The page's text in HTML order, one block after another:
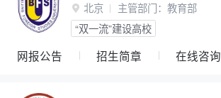
 北京 主管部门： 教育部
“双一流”建设高校
网报公告 招生简章 在线咨询